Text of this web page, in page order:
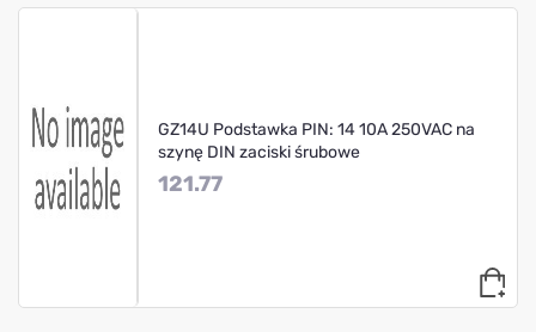
GZ14U Podstawka PIN: 14 10A 250VAC na
szynę DIN zaciski śrubowe
121.77